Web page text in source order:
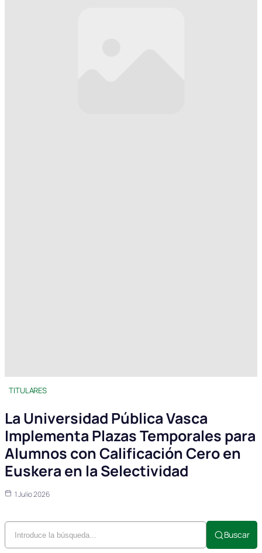
TITULARES
La Universidad Pública Vasca
Implementa Plazas Temporales para
Alumnos con Calificación Cero en
Euskera en la Selectividad
1 Julio 2026
Buscar